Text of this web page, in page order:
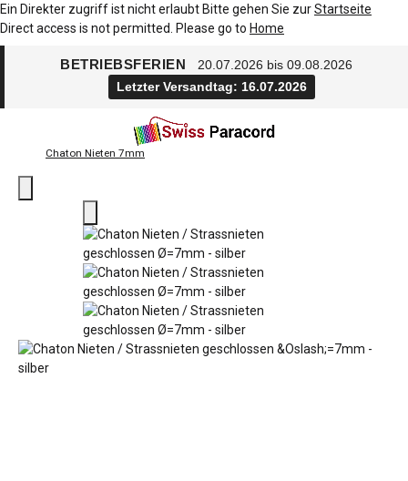
Ein Direkter zugriff ist nicht erlaubt Bitte gehen Sie zurStartseite
Direct access is not permitted. Please go to Home
BETRIEBSFERIEN
20.07.2026 bis 09.08.2026
Letzter Versandtag: 16.07.2026
Chaton Nieten 7mm